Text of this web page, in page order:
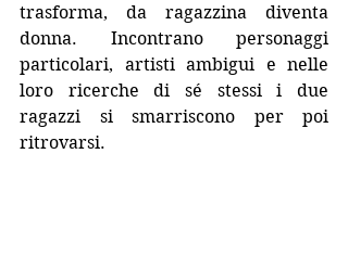
trasforma, da ragazzina diventa
donna. Incontrano personaggi
particolari, artisti ambigui e nelle
loro ricerche di sé stessi i due
ragazzi si smarriscono per poi
ritrovarsi.